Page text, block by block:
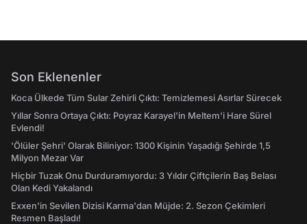
Son Eklenenler
Koca Ülkede Tüm Sular Zehirli Çıktı: Temizlemesi Asırlar Sürecek
Yıllar Sonra Ortaya Çıktı: Poyraz Karayel'in Meltem'i Hare Sürel
Evlendi!
'Ölüler Şehri' Olarak Biliniyor: 1300 Kişinin Yaşadığı Şehirde 1,5
Milyon Mezar Var
Hiçbir Tuzak Onu Durduramıyordu: 3 Yıldır Çiftçilerin Baş Belası
Olan Kedi Yakalandı
Exxen'in Sevilen Dizisi Karma'dan Müjde: 2. Sezon Çekimleri
Resmen Başladı!